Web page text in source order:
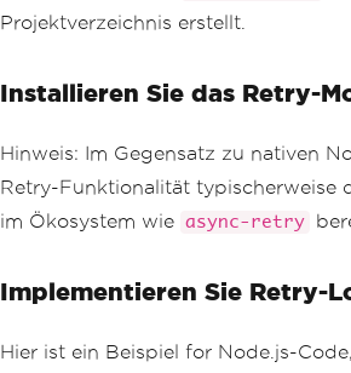
Projektverzeichnis erstellt.
Installieren Sie das Retry-
Hinweis: Im Gegensatz zu nativen
Retry-Funktionalität typischerweise
im Ökosystem wie async-retry
Implementieren Sie Retry-
Hier ist ein Beispiel for Node.js-